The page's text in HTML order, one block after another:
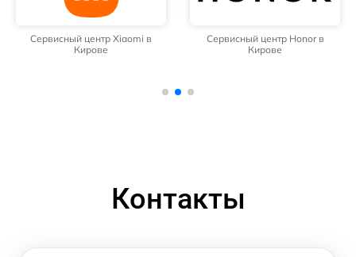
Сервисный центр Xiaomi в
Кирове
Сервисный центр Honor в
Кирове
Контакты